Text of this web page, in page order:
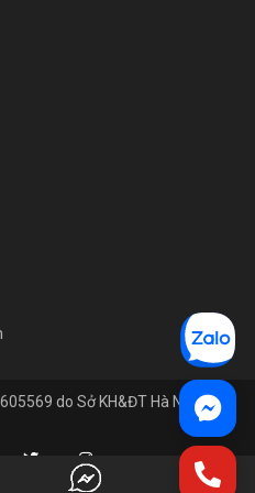
do Sở KH&ĐT Hà Nội cấp